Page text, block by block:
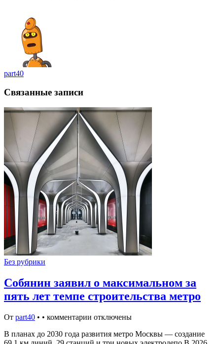
part40
Связанные записи
Без рубрики
Собянин заявил о максимальном за
пять лет темпе строительства метро
От part40 • • комментарии отключены
В планах до 2030 года развития метро Москвы — создание